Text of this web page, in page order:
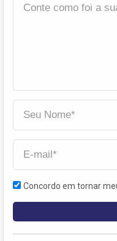
Concordo em tornar